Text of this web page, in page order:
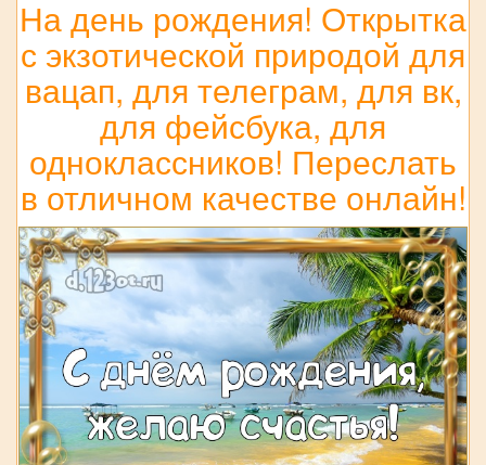
На день рождения! Открытка
с экзотической природой для
вацап, для телеграм, для вк,
для фейсбука, для
одноклассников! Переслать
в отличном качестве онлайн!